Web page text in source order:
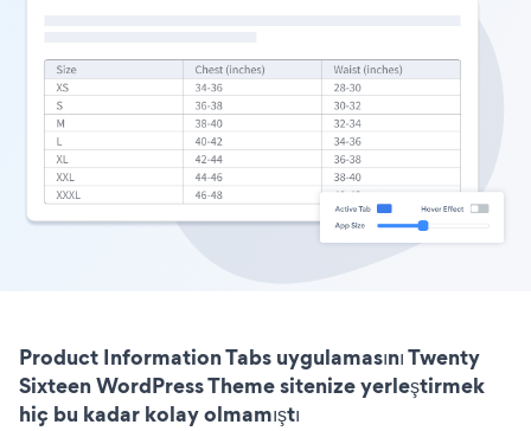
Product Information Tabs uygulamasını Twenty
Sixteen WordPress Theme sitenize yerleştirmek
hiç bu kadar kolay olmamıştı